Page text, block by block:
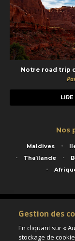
Notre road trip
Nos
Maldives
Thaïlande
Service animé par Nautil
au capital de 155 696
Matricule Atout France
Assurance
Gestion des
En cliquant sur «
stockage de